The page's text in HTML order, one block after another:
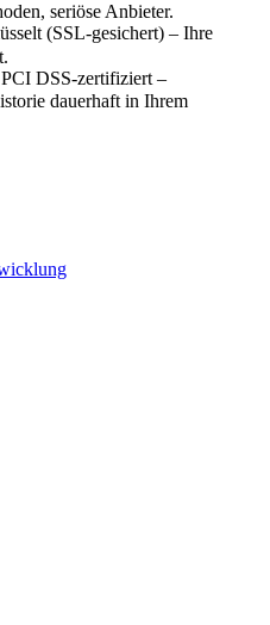
seriöse Anbieter.
(SSL-gesichert) – Ihre
DSS-zertifiziert –
dauerhaft in Ihrem